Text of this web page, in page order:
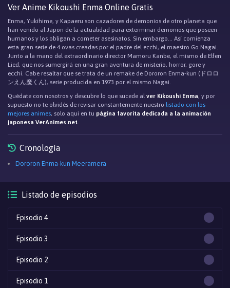
Ver Anime Kikoushi Enma Online Gratis
Enma, Yukihime, y Kapaeru son cazadores de demonios de otro planeta que
han venido al Japon de la actualidad para exterminar demonios que poseen
humanos y los obligan a cometer asesinatos. Sin embargo... Así comienza
esta gran serie de 4 ovas creadas por el padre del ecchi, el maestro Go Nagai.
Junto a la mano del extraordinario director Mamoru Kanbe, el mismo de Elfen
Lied, que nos sumergirá en una gran aventura de misterio, horror, gore y
ecchi. Cabe resaltar que se trata de un remake de Dororon Enma-kun (ドロロ
ンえん魔くん), serie producida en 1973 por el mismo Nagai.
Quédate con nosotros y descubre lo que sucede alver Kikoushi Enma, y por
supuesto no te olvidés de revisar constantemente nuestro listado con los
mejores animes, solo aqui en tu página favorita dedicada a la animación
japonesa VerAnimes.net.
Cronología
Dororon Enma-kun Meeramera
Listado de episodios
Episodio 4
Episodio 3
Episodio 2
Episodio 1